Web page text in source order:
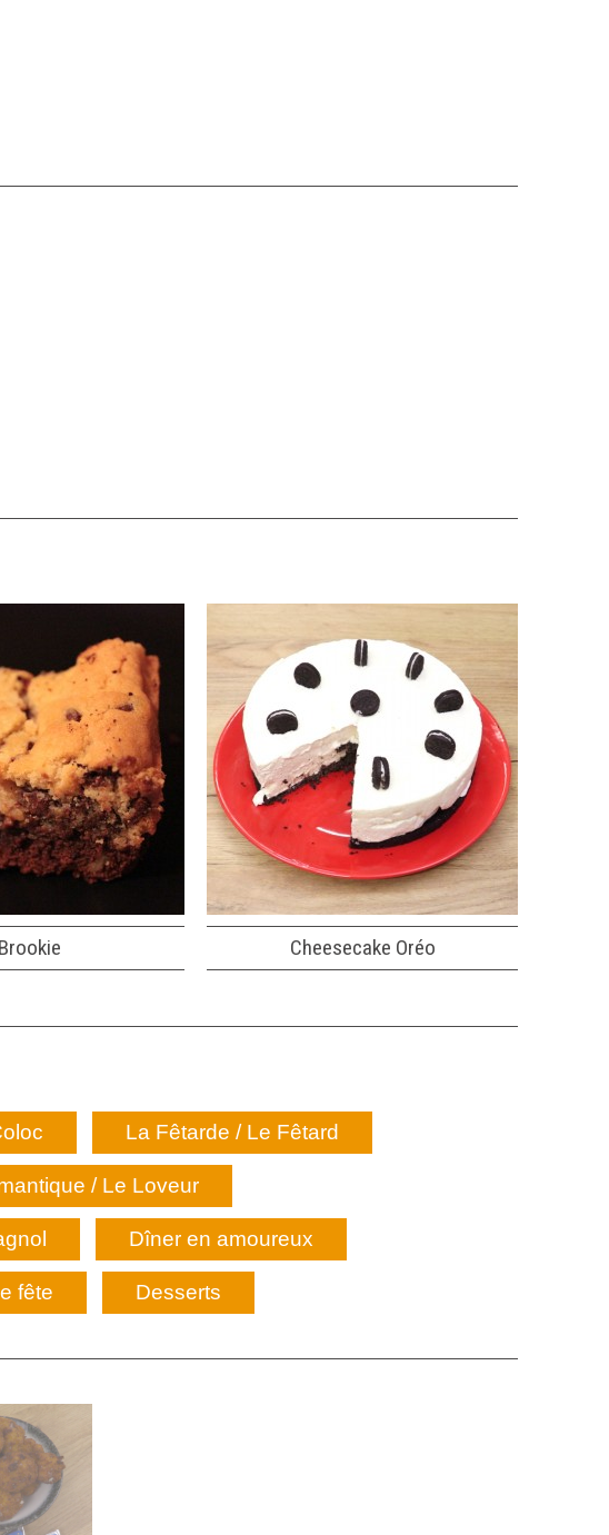
Brookie Cheesecake Oréo
La Fêtarde / Le Fêtard
/ Le Loveur
Dîner en amoureux
fête Desserts